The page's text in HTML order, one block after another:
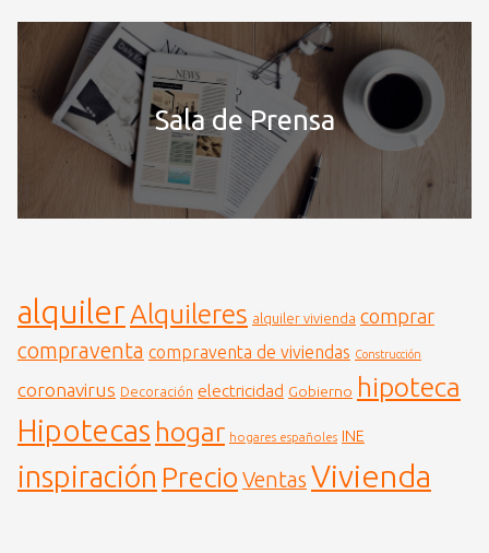
Sala de Prensa
alquilerAlquileres alquiler vivienda comprar
compraventa compraventa de viviendas Construcción
coronavirus Decoración electricidad Gobierno hipoteca
Hipotecas hogar hogares españoles INE
inspiración Precio Ventas Vivienda